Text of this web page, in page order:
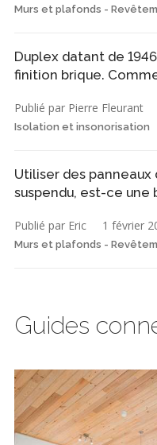
Murs et plafonds -
Duplex datant de
finition brique.
Publié par Pierre Fleurant
Isolation et insonorisation
Utiliser des
suspendu, est-ce une
Publié par Eric 1 février
Murs et plafonds -
Guides